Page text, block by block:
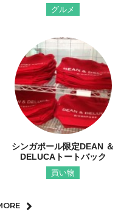
グルメ
シンガポール限定DEAN ＆
DELUCAトートバック
買い物